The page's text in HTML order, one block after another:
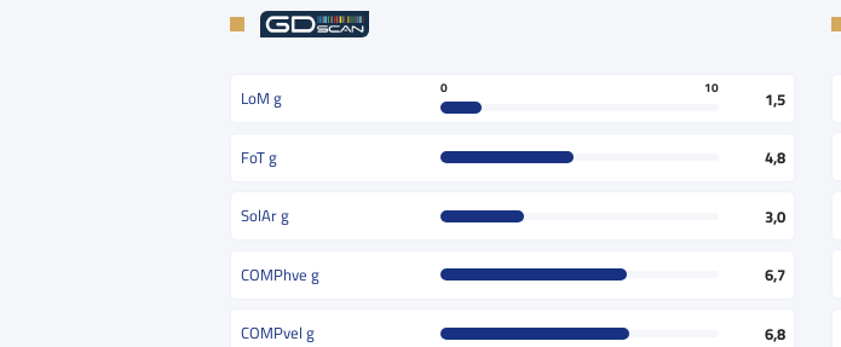
LoM g 0 10 1,5
FoT g 4,8
SolAr g 3,0
COMPhve g 6,7
COMPvel g 6,8